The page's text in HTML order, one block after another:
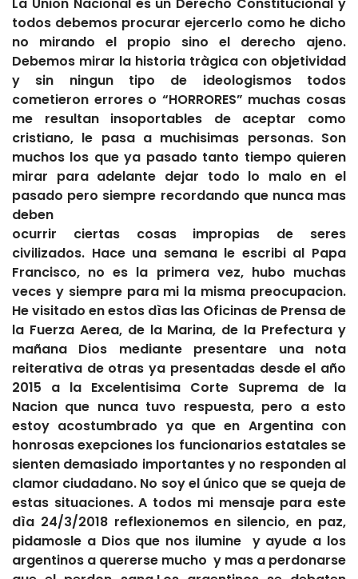
La Union Nacional es un Derecho Constitucional y
todos debemos procurar ejercerlo como he dicho
no mirando el propio sino el derecho ajeno.
Debemos mirar la historia tràgica con objetividad
y sin ningun tipo de ideologismos todos
cometieron errores o “HORRORES” muchas cosas
me resultan insoportables de aceptar como
cristiano, le pasa a muchisimas personas. Son
muchos los que ya pasado tanto tiempo quieren
mirar para adelante dejar todo lo malo en el
pasado pero siempre recordando que nunca mas
deben
ocurrir ciertas cosas impropias de seres
civilizados. Hace una semana le escribi al Papa
Francisco, no es la primera vez, hubo muchas
veces y siempre para mi la misma preocupacion.
He visitado en estos dìas las Oficinas de Prensa de
la Fuerza Aerea, de la Marina, de la Prefectura y
mañana Dios mediante presentare una nota
reiterativa de otras ya presentadas desde el año
2015 a la Excelentisima Corte Suprema de la
Nacion que nunca tuvo respuesta, pero a esto
estoy acostumbrado ya que en Argentina con
honrosas exepciones los funcionarios estatales se
sienten demasiado importantes y no responden al
clamor ciudadano. No soy el único que se queja de
estas situaciones. A todos mi mensaje para este
dìa 24/3/2018 reflexionemos en silencio, en paz,
pidamosle a Dios que nos ilumine y ayude a los
argentinos a quererse mucho y mas a perdonarse